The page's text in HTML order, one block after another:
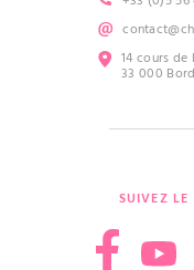
14 cours de
33 000
SUIVEZ LE